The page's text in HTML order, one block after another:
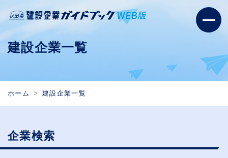
建設企業一覧
ホーム 建設企業一覧
企業検索